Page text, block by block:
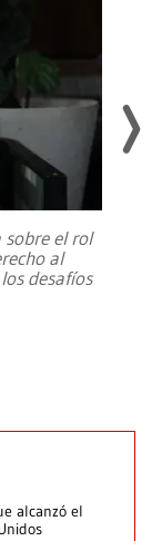
el rol
al
desafíos
alcanzó el